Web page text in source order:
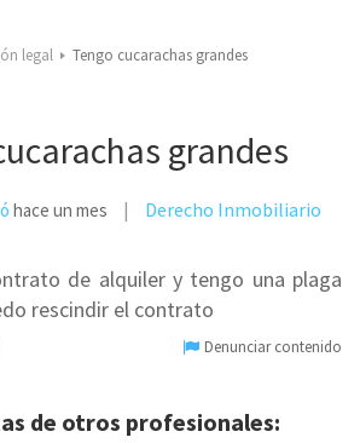
legal Tengo cucarachas grandes
grandes
hace un mes Derecho Inmobiliario
de alquiler y tengo una plaga
rescindir el contrato
Denunciar contenido
de otros profesionales: